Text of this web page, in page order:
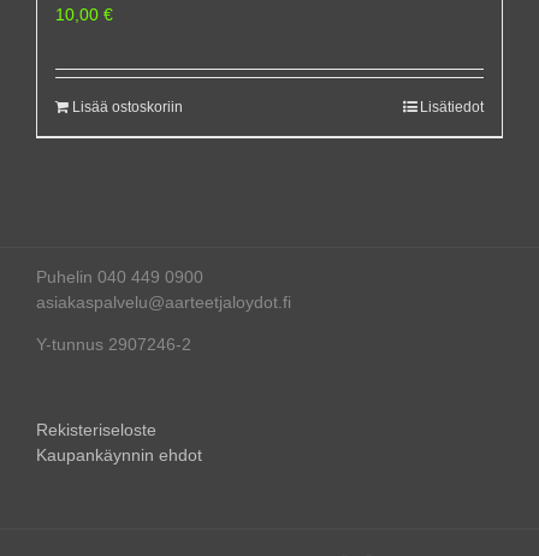
10,00 €
Lisää ostoskoriin Lisätiedot
Puhelin 040 449 0900
asiakaspalvelu@aarteetjaloydot.fi
Y-tunnus 2907246-2
Rekisteriseloste
Kaupankäynnin ehdot